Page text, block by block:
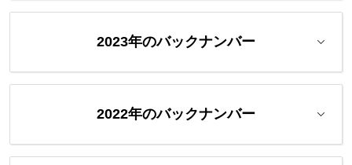
2023年のバックナンバー
2022年のバックナンバー